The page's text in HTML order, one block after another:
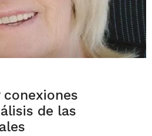
de las